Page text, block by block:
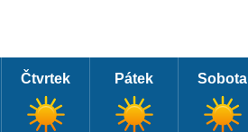
Čtvrtek Pátek Sobota